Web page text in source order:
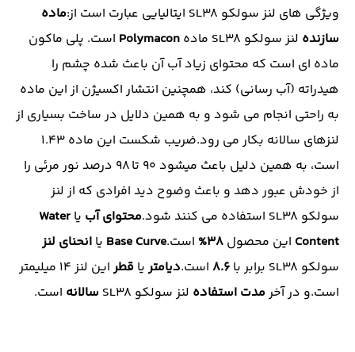
ویژگی های لنز سولکو SL38 ایتالیایی عبارت است از:
ماده
سازنده لنز سولکو SL38 ماده Polymacon است. پلی ماکون
ماده ای است که محتوای زیاد آب آن باعث شده چشم را
هیدراته (آب رسانی) کند، همچنین انتشار اکسیژن از این ماده
به راحتی انجام می شود و به همین دلایل در ساخت بسیاری از
لنزهای سالانه بکار می رود.ضریب شکست این ماده 1.43
است، به همین دلیل باعث میشود 90 تا 98 درصد نور مرئی را
از خودش عبور دهد و باعث وضوح دید افرادی که از لنز
سولکو SL38 استفاده می کنند شود.
محتوای آب یا Water
Content این محصول 38% است. Base Curve یا انحنای لنز
سولکو SL38 برابر با
8.6 است.دیامتریا قطر
این لنز 14 میلیمتر
است.و در آخرمدت استفاده لنز سولکو SL38 سالانه است.